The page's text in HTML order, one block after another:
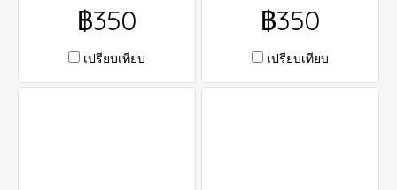
฿350
เปรียบเทียบ
฿350
เปรียบเทียบ